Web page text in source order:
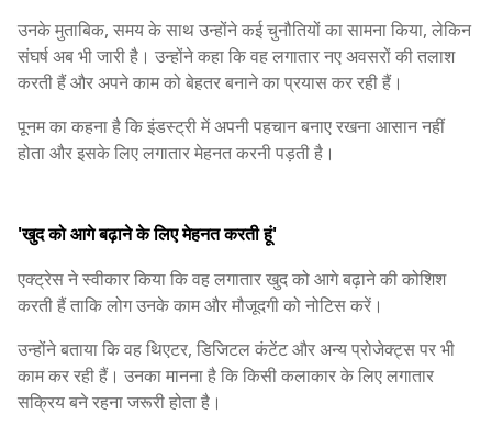
उनके मुताबिक, समय के साथ उन्होंने कई चुनौतियों का सामना किया, लेकिन
संघर्ष अब भी जारी है। उन्होंने कहा कि वह लगातार नए अवसरों की तलाश
करती हैं और अपने काम को बेहतर बनाने का प्रयास कर रही हैं।
पूनम का कहना है कि इंडस्ट्री में अपनी पहचान बनाए रखना आसान नहीं
होता और इसके लिए लगातार मेहनत करनी पड़ती है।
'खुद को आगे बढ़ाने के लिए मेहनत करती हूं'
एक्ट्रेस ने स्वीकार किया कि वह लगातार खुद को आगे बढ़ाने की कोशिश
करती हैं ताकि लोग उनके काम और मौजूदगी को नोटिस करें।
उन्होंने बताया कि वह थिएटर, डिजिटल कंटेंट और अन्य प्रोजेक्ट्स पर भी
काम कर रही हैं। उनका मानना है कि किसी कलाकार के लिए लगातार
सक्रिय बने रहना जरूरी होता है।